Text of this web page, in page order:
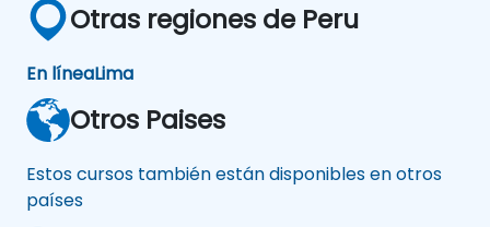
Otras regiones de Peru
En líneaLima
Otros Paises
Estos cursos también están disponibles en otros
países